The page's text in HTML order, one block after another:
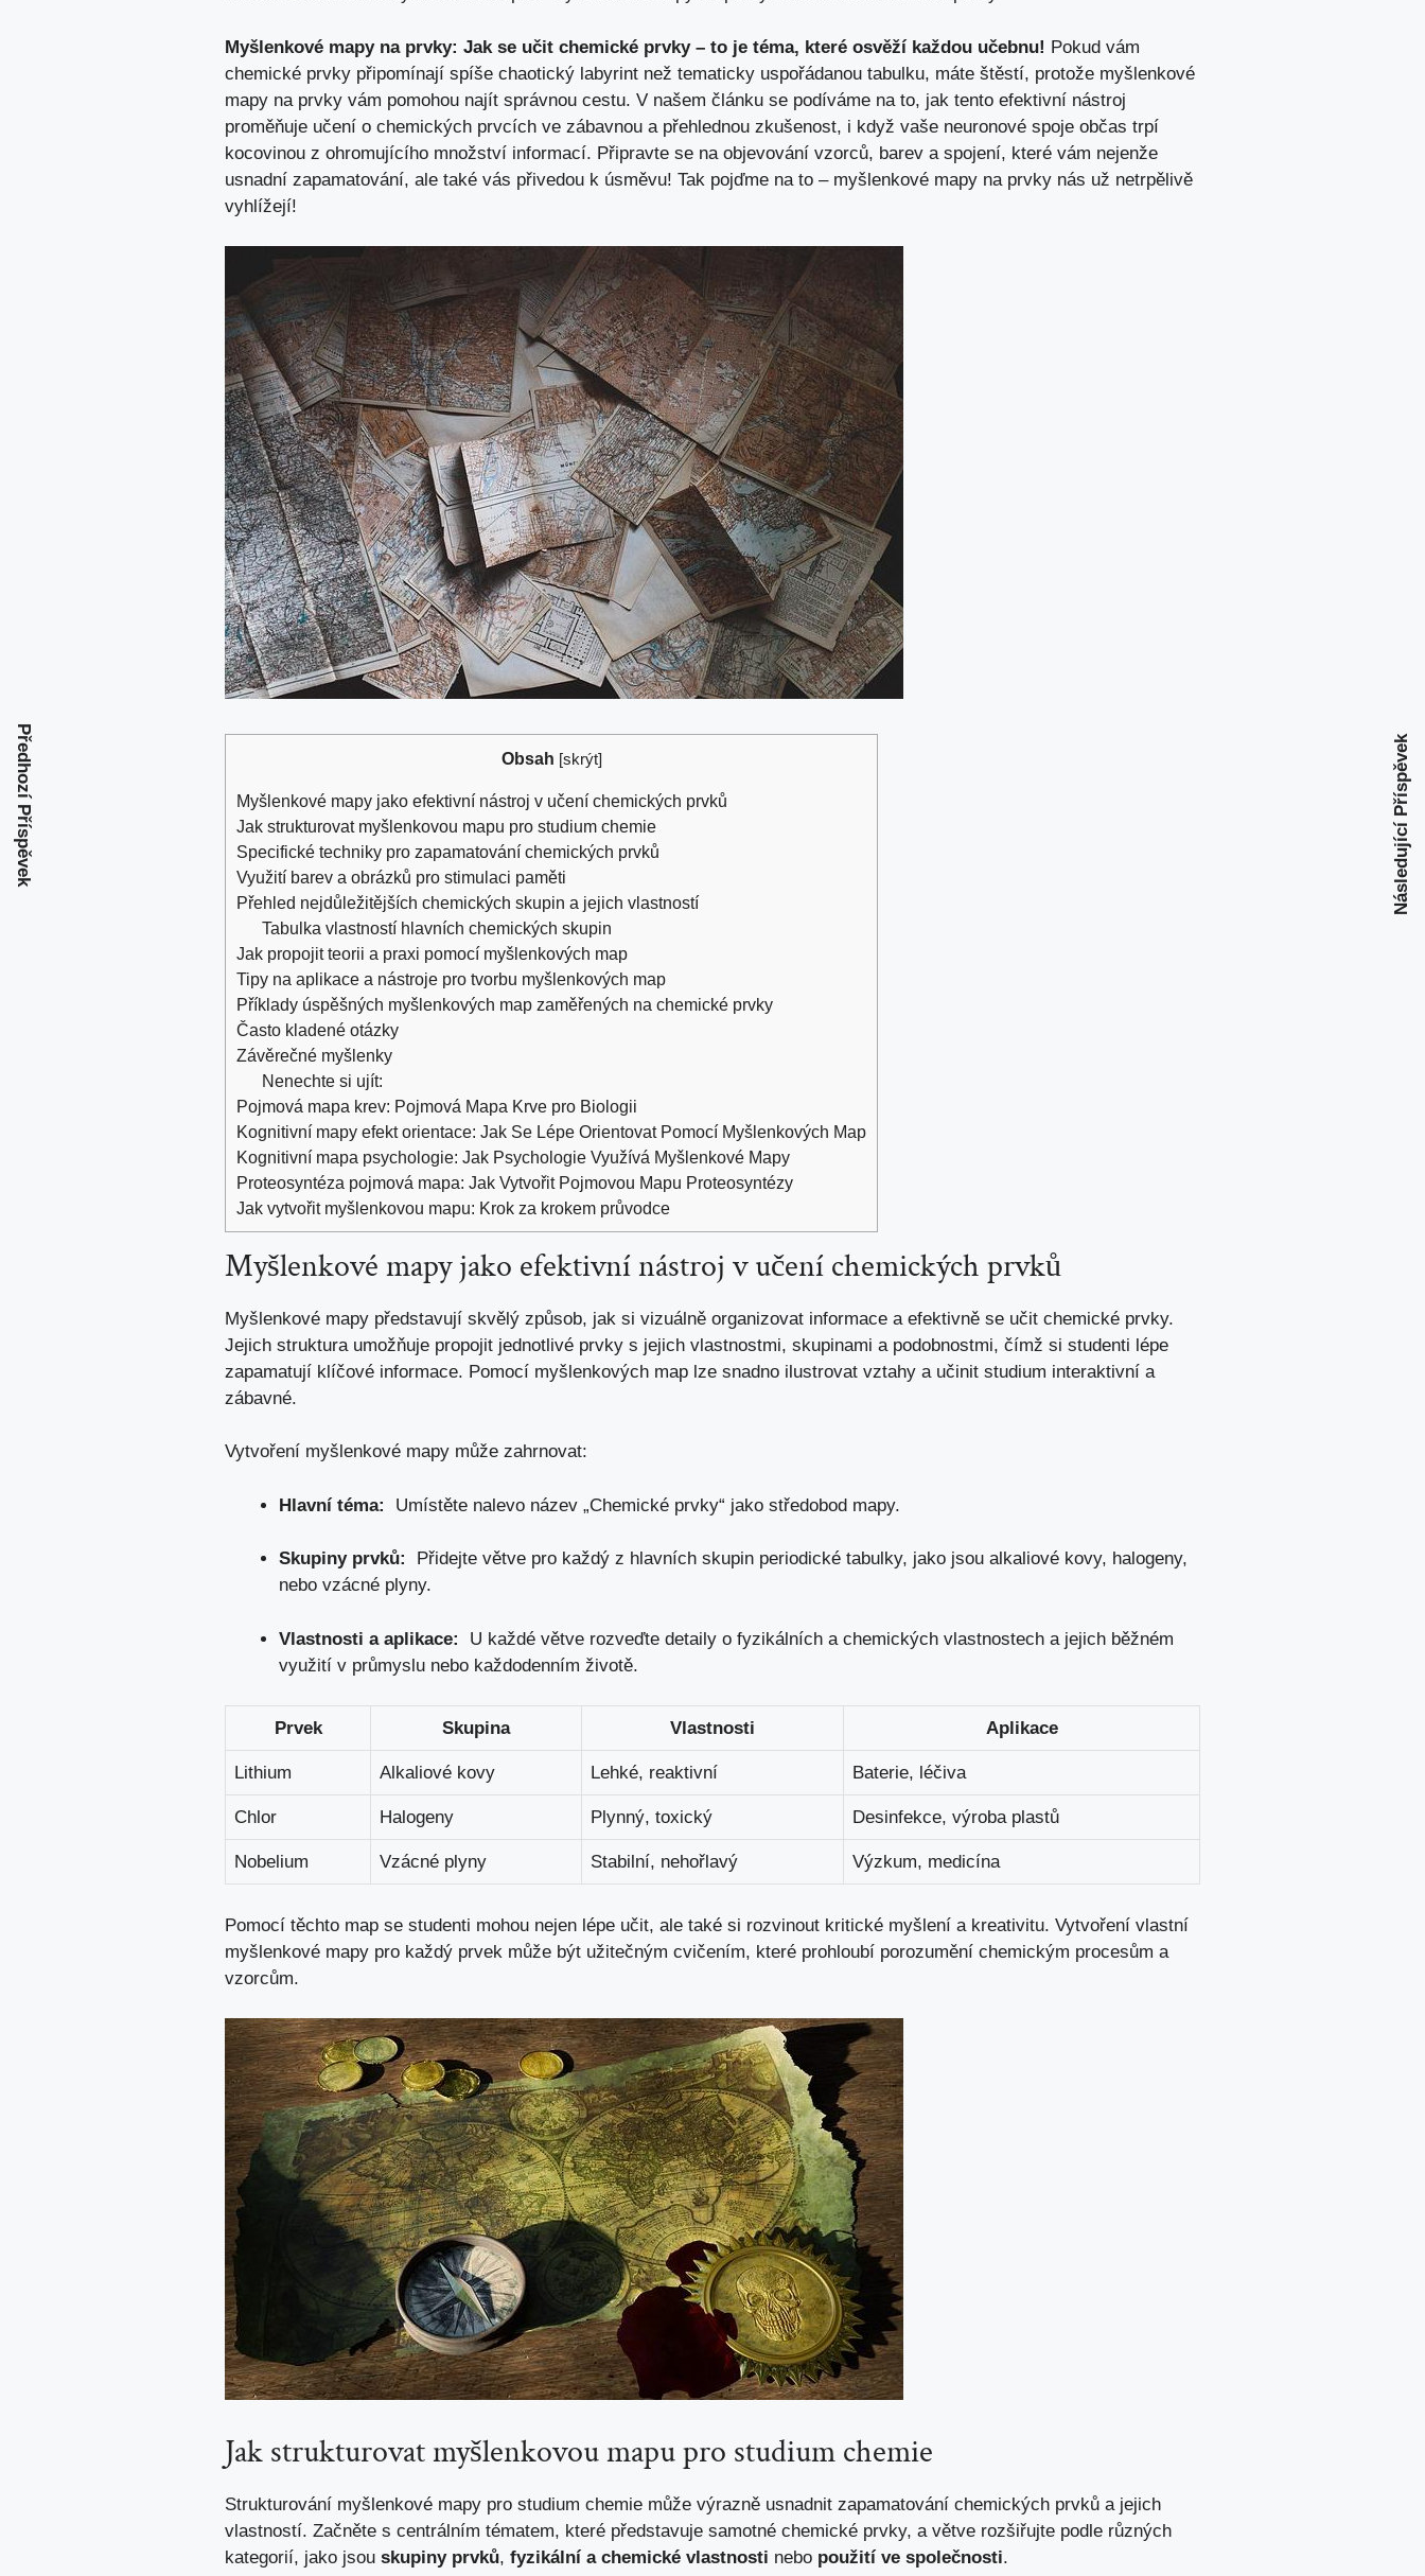
Myšlenkové mapy na prvky: ‍Jak se ‌učit chemické‌ prvky – to je téma, které osvěží každou učebnu! Pokud⁤ vám
chemické​ prvky ⁣připomínají ⁤spíše​ chaotický labyrint‍ než ⁣tematicky⁢ uspořádanou tabulku, máte štěstí,‌ protože myšlenkové
‍mapy⁣ na prvky vám‌ pomohou najít ‍správnou cestu. ‌V našem ⁢článku‌ se ‍podíváme na‍ to, ​jak tento‍ efektivní nástroj
⁢proměňuje učení o chemických prvcích ‍ve⁤ zábavnou a přehlednou ‌zkušenost, i když vaše ‍neuronové spoje ​občas trpí
⁢kocovinou z‍ ohromujícího množství informací. Připravte se⁣ na objevování vzorců,⁣ barev⁢ a spojení, ⁣které vám‍ nejenže
usnadní zapamatování, ‌ale ⁣také vás přivedou k⁤ úsměvu! Tak pojďme na to – myšlenkové mapy na ⁣prvky nás už ‍netrpělivě​
vyhlížejí!
Obsah [skrýt]
Myšlenkové mapy jako efektivní nástroj v ⁤učení⁤ chemických prvků
Jak strukturovat myšlenkovou mapu ​pro⁤ studium​ chemie
Specifické techniky pro ⁤zapamatování chemických prvků
Využití barev a obrázků pro stimulaci paměti
Přehled nejdůležitějších chemických⁣ skupin​ a jejich ​vlastností
Tabulka vlastností hlavních ⁤chemických skupin
Jak⁣ propojit teorii ⁢a praxi pomocí myšlenkových map
Tipy‌ na aplikace⁢ a nástroje ⁣pro tvorbu myšlenkových map
Příklady úspěšných ‍myšlenkových⁤ map zaměřených na chemické prvky
Často kladené otázky
Závěrečné ⁤myšlenky
Nenechte si ujít:
Pojmová mapa krev: Pojmová Mapa Krve pro Biologii
Kognitivní mapy efekt orientace: Jak Se Lépe Orientovat Pomocí Myšlenkových Map
Kognitivní mapa psychologie: Jak Psychologie Využívá Myšlenkové Mapy
Proteosyntéza pojmová mapa: Jak Vytvořit Pojmovou Mapu Proteosyntézy
Jak vytvořit myšlenkovou mapu: Krok za krokem průvodce
Myšlenkové mapy jako efektivní nástroj v ⁤učení⁤ chemických prvků
Myšlenkové mapy představují skvělý‌ způsob, jak ‌si ⁢vizuálně ‍organizovat ⁢informace a ⁤efektivně se učit chemické prvky.
Jejich struktura umožňuje propojit jednotlivé prvky s jejich vlastnostmi, skupinami a ⁤podobnostmi, čímž si⁣ studenti lépe
⁣zapamatují ⁣klíčové informace. Pomocí⁤ myšlenkových map lze snadno ilustrovat ⁢vztahy a učinit studium interaktivní a
zábavné.
Vytvoření myšlenkové mapy⁢ může zahrnovat:
Hlavní ‌téma: ‍ Umístěte ‌nalevo název „Chemické ⁢prvky“ jako středobod mapy.
Skupiny ​prvků:
‍ Přidejte větve pro ‌každý z hlavních skupin⁤ periodické ‌tabulky, jako jsou ‌alkaliové⁤ kovy, halogeny,
nebo ‍vzácné ⁢plyny.
Vlastnosti a aplikace:
‌ U každé ‌větve rozveďte detaily o fyzikálních a chemických⁣ vlastnostech a jejich běžném
využití ​v ⁢průmyslu nebo‌ každodenním životě.
Prvek Skupina Vlastnosti Aplikace
Lithium Alkaliové​ kovy Lehké, ⁣reaktivní Baterie, léčiva
Chlor Halogeny Plynný, toxický Desinfekce, výroba plastů
Nobelium Vzácné plyny Stabilní, nehořlavý Výzkum, medicína
Pomocí těchto map se studenti mohou nejen lépe učit, ale také si rozvinout ‍kritické myšlení a kreativitu.⁢ Vytvoření vlastní
myšlenkové mapy pro každý⁤ prvek může být užitečným ⁣cvičením,‌ které⁤ prohloubí ⁤porozumění chemickým procesům a
vzorcům.
Jak strukturovat myšlenkovou mapu ​pro⁤ studium​ chemie
Strukturování ‌myšlenkové​ mapy pro studium chemie může výrazně usnadnit zapamatování chemických⁣ prvků a jejich
vlastností. ​Začněte s centrálním tématem, které představuje samotné ​chemické prvky, a⁤ větve rozšiřujte podle různých
kategorií, jako jsou skupiny prvků, fyzikální⁣ a chemické vlastnosti nebo použití⁢ ve‍ společnosti.
Předhozí Příspěvek Následující Příspěvek